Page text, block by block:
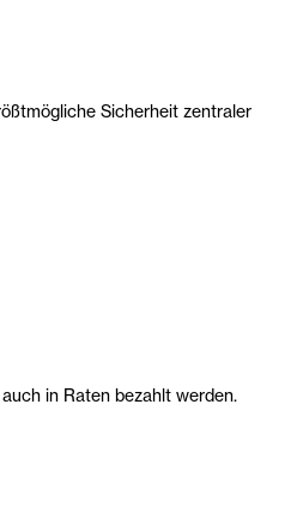
Sicherheit zentraler
in Raten bezahlt werden.